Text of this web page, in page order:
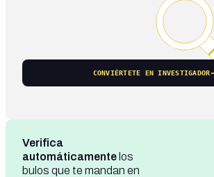
CONVIÉRTETE EN INVESTIGADOR
Verifica
automáticamente los
bulos que te mandan en